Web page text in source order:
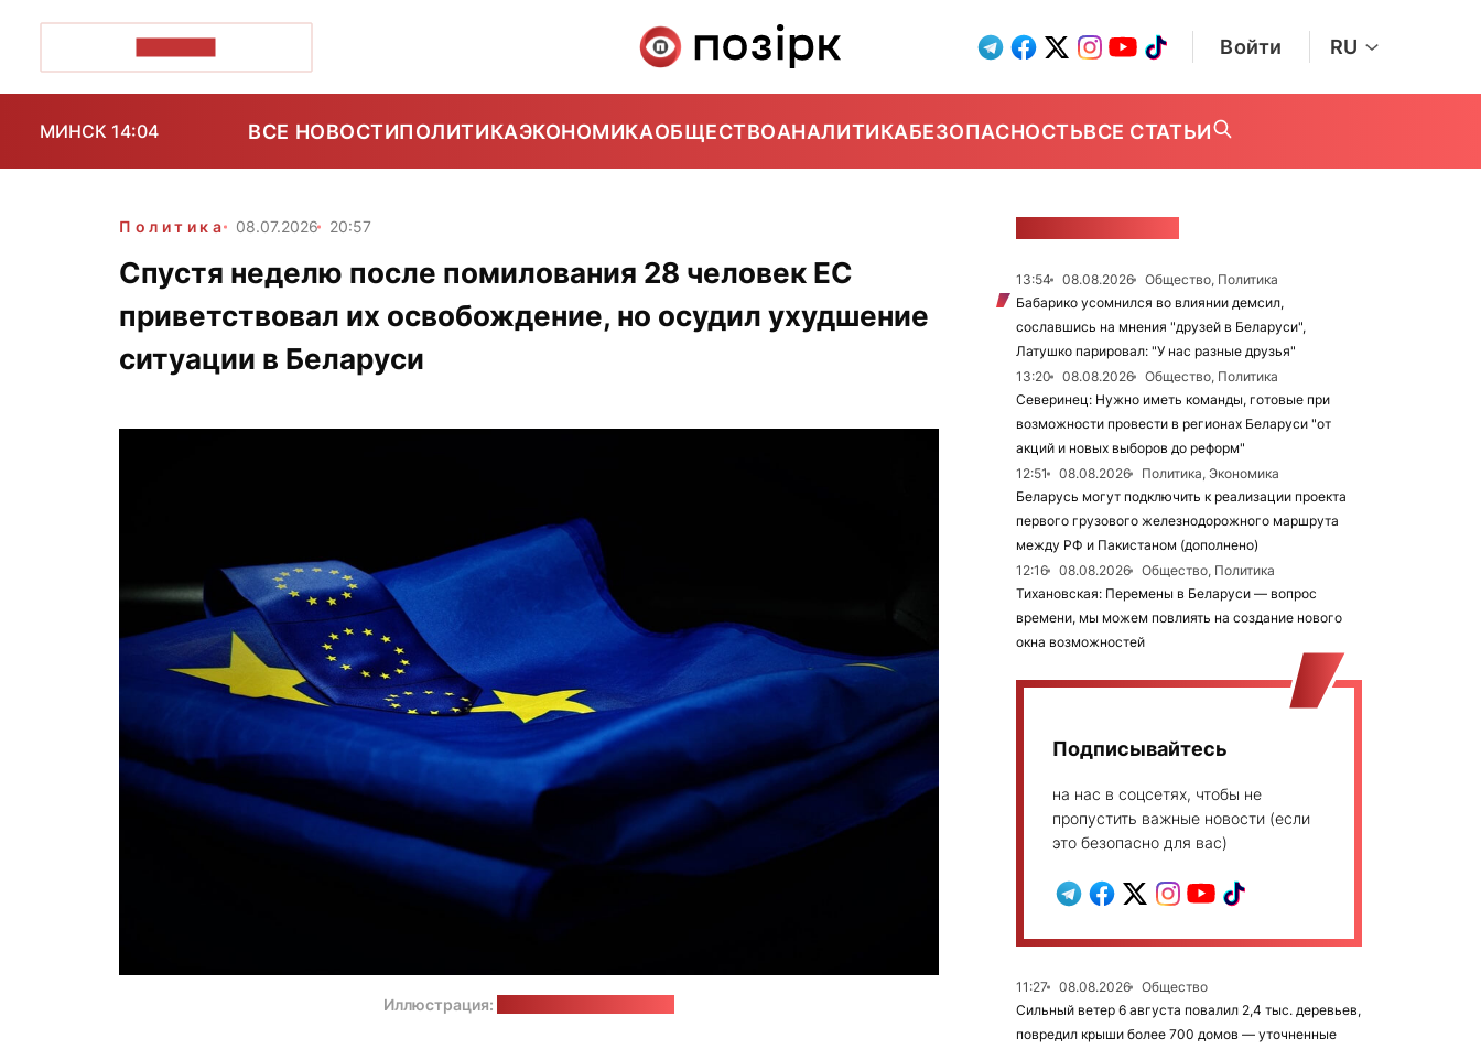
Войти RU
МИНСК 14:04 ВСЕ НОВОСТИПОЛИТИКАЭКОНОМИКАОБЩЕСТВОАНАЛИТИКАБЕЗОПАСНОСТЬВСЕ СТАТЬИ
Политика 08.07.2026 20:57
Спустя неделю после помилования 28 человек ЕС
приветствовал их освобождение, но осудил ухудшение
ситуации в Беларуси
Иллюстрация:
13:54 08.08.2026
Общество, Политика
Бабарико усомнился во влиянии демсил,
сославшись на мнения "друзей в Беларуси",
Латушко парировал: "У нас разные друзья"
13:20
08.08.2026
Общество, Политика
Северинец: Нужно иметь команды, готовые при
возможности провести в регионах Беларуси "от
акций и новых выборов до реформ"
12:51
08.08.2026
Политика, Экономика
Беларусь могут подключить к реализации проекта
первого грузового железнодорожного маршрута
между РФ и Пакистаном (дополнено)
12:16
08.08.2026
Общество, Политика
Тихановская: Перемены в Беларуси — вопрос
времени, мы можем повлиять на создание нового
окна возможностей
Подписывайтесь
на нас в соцсетях, чтобы не
пропустить важные новости (если
это безопасно для вас)
11:27 08.08.2026
Общество
Сильный ветер 6 августа повалил 2,4 тыс. деревьев,
повредил крыши более 700 домов — уточненные